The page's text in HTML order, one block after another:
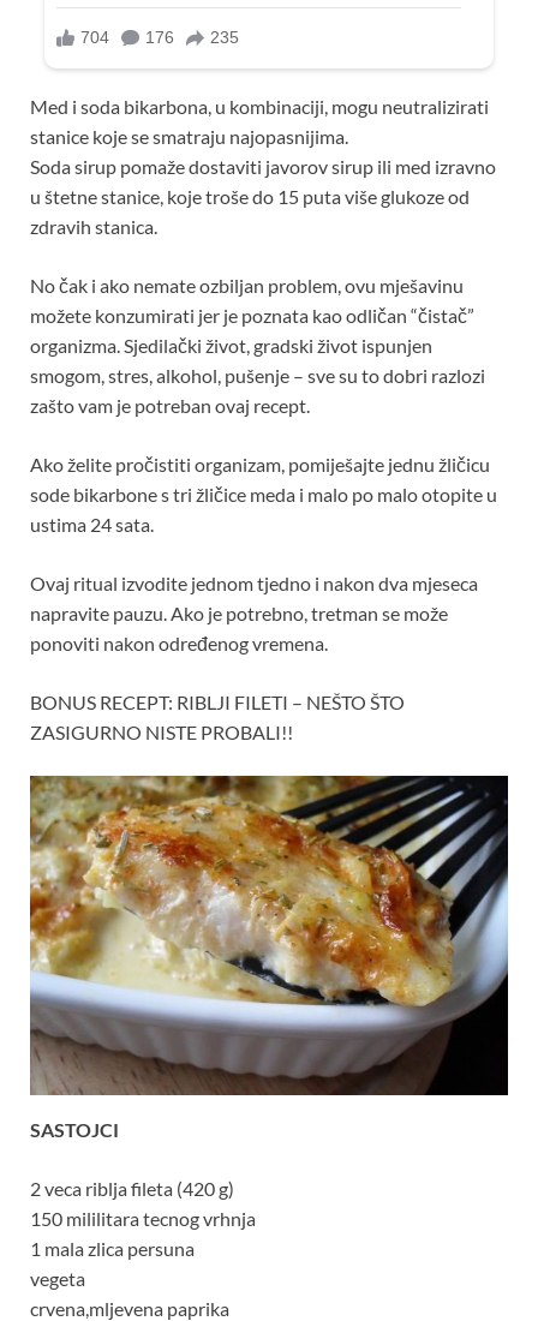
Med i soda bikarbona, u kombinaciji, mogu neutralizirati
stanice koje se smatraju najopasnijima.
Soda sirup pomaže dostaviti javorov sirup ili med izravno
u štetne stanice, koje troše do 15 puta više glukoze od
zdravih stanica.
No čak i ako nemate ozbiljan problem, ovu mješavinu
možete konzumirati jer je poznata kao odličan “čistač”
organizma. Sjedilački život, gradski život ispunjen
smogom, stres, alkohol, pušenje – sve su to dobri razlozi
zašto vam je potreban ovaj recept.
Ako želite pročistiti organizam, pomiješajte jednu žličicu
sode bikarbone s tri žličice meda i malo po malo otopite u
ustima 24 sata.
Ovaj ritual izvodite jednom tjedno i nakon dva mjeseca
napravite pauzu. Ako je potrebno, tretman se može
ponoviti nakon određenog vremena.
BONUS RECEPT: RIBLJI FILETI – NEŠTO ŠTO
ZASIGURNO NISTE PROBALI!!
SASTOJCI
2 veca riblja fileta (420 g)
150 mililitara tecnog vrhnja
1 mala zlica persuna
vegeta
crvena,mljevena paprika